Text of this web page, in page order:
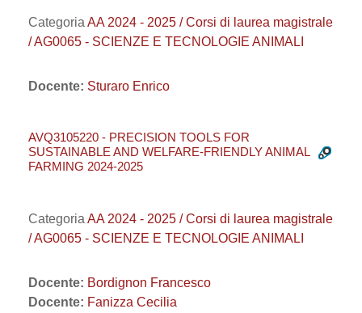
Categoria AA 2024 - 2025 / Corsi di laurea magistrale
/ AG0065 - SCIENZE E TECNOLOGIE ANIMALI
Docente: Sturaro Enrico
AVQ3105220 - PRECISION TOOLS FOR
SUSTAINABLE AND WELFARE-FRIENDLY ANIMAL
FARMING 2024-2025
Categoria AA 2024 - 2025 / Corsi di laurea magistrale
/ AG0065 - SCIENZE E TECNOLOGIE ANIMALI
Docente: Bordignon Francesco
Docente: Fanizza Cecilia